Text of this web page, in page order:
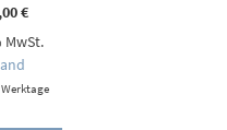
€Preisspanne:
bis